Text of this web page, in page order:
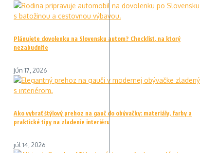
Plánujete dovolenku na Slovensku autom? Checklist, na ktorý
nezabudnite
jún 17, 2026
Ako vybrať štýlový prehoz na gauč do obývačky: materiály, farby a
praktické tipy na zladenie interiéru
júl 14, 2026